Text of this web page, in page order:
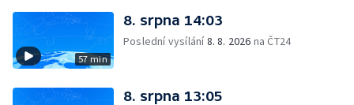
57 min
8. srpna 14:03
Poslední vysílání8. 8. 2026 na ČT24
8. srpna 13:05